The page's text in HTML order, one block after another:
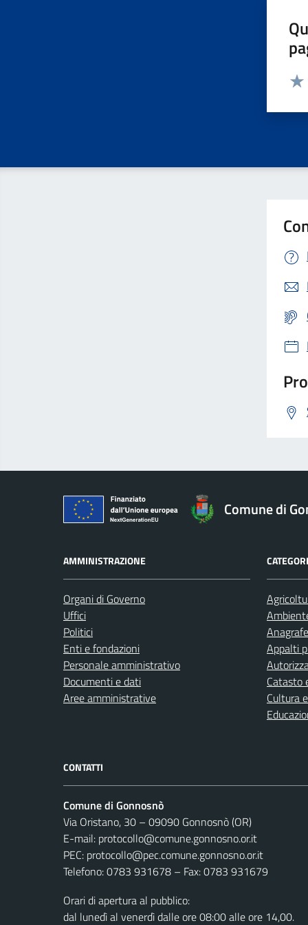
Comune di
AMMINISTRAZIONE
Organi di Governo
Uffici
Politici
Enti e fondazioni
Personale amministrativo
Documenti e dati
Aree amministrative
Appalti
Catasto
Cultura
CONTATTI
Comune di Gonnosnò
Via Oristano, 30 – 09090 Gonnosnò (OR)
E-mail: protocollo@comune.gonnosno.or.it
PEC: protocollo@pec.comune.gonnosno.or.it
Telefono: 0783 931678 – Fax: 0783 931679
Orari di apertura al pubblico:
dal lunedì al venerdì dalle ore 08:00 alle ore 14,00.